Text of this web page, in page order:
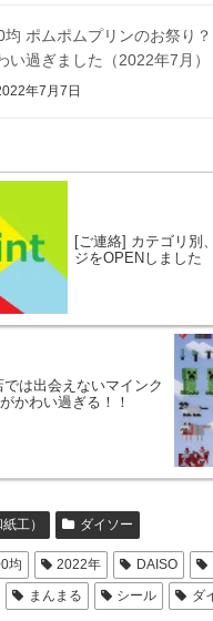
均 ポムポムプリンのお祭り
い過ぎました（2022年7月）
年7月7日
[ご連絡] カテゴリ別
ジをOPENしました
は出会えないマインク
かわい過ぎる！！
工） ダイソー
均 2022年 DAISO
まんまる シール ダ